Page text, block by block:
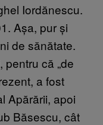
Iordănescu.
Așa, pur și
de sănătate.
că „de
a fost
Apărării, apoi
Băsescu, cât